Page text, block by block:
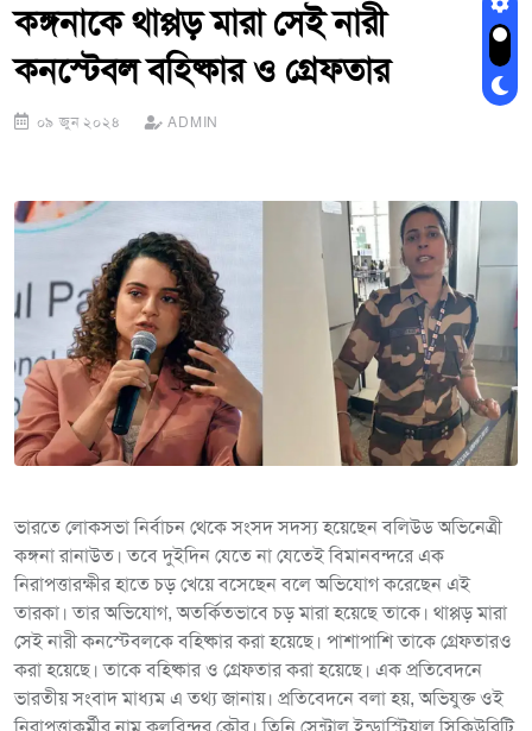
কঙ্গনাকে থাপ্পড় মারা সেই নারী
কনস্টেবল বহিষ্কার ও গ্রেফতার
০৯ জুন ২০২৪ ADMIN
ভারতে লোকসভা নির্বাচন থেকে সংসদ সদস্য হয়েছেন বলিউড অভিনেত্রী
কঙ্গনা রানাউত। তবে দুইদিন যেতে না যেতেই বিমানবন্দরে এক
নিরাপত্তারক্ষীর হাতে চড় খেয়ে বসেছেন বলে অভিযোগ করেছেন এই
তারকা। তার অভিযোগ, অতর্কিতভাবে চড় মারা হয়েছে তাকে। থাপ্পড় মারা
সেই নারী কনস্টেবলকে বহিষ্কার করা হয়েছে। পাশাপাশি তাকে গ্রেফতারও
করা হয়েছে। তাকে বহিষ্কার ও গ্রেফতার করা হয়েছে। এক প্রতিবেদনে
ভারতীয় সংবাদ মাধ্যম এ তথ্য জানায়। প্রতিবেদনে বলা হয়, অভিযুক্ত ওই